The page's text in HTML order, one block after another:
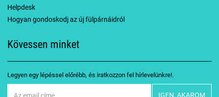
Helpdesk
Hogyan gondoskodj az új fülpárnáidról
Kövessen minket
Legyen egy lépéssel előrébb, és iratkozzon fel hírlevelünkre!.